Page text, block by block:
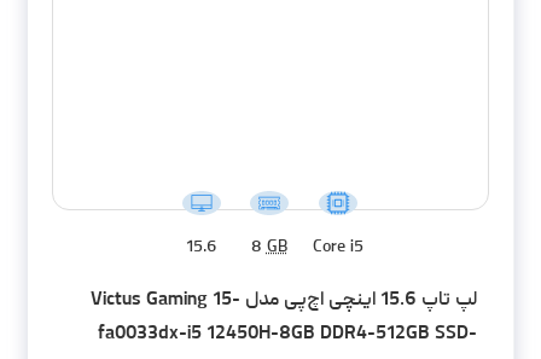
Core i5
8GB
15.6
لپ تاپ 15.6 اینچی اچ‌پی مدل Victus Gaming 15-
fa0033dx-i5 12450H-8GB DDR4-512GB SSD-